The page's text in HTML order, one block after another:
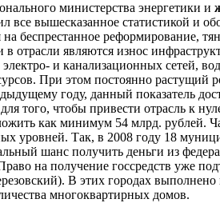
министерства энергетики и
все вышесказанное статистикой и
на беспрестанное реформирование,
отрасли являются износ
электро- и канализационных сетей,
При этом постоянно
году, данный показатель
того, чтобы привести отрасль к
как минимум 54 млрд. рублей.
уровней. Так, в 2008 году 18
шанс получить деньги из
на получение госсредств уже
В этих городах выполнено
многоквартирных домов.